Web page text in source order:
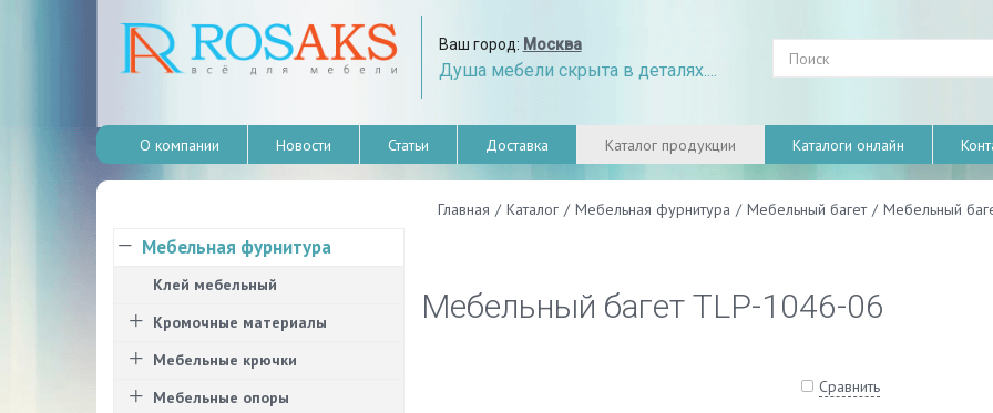
Ваш город: Москва
Душа мебели скрыта в деталях....
О компании Новости Статьи Доставка Каталог продукции Каталоги онлайн
Главная / Каталог / Мебельная фурнитура / Мебельный багет / Мебельный
Мебельный багет TLP-1046-06
Сравнить
Мебельная фурнитура
Клей мебельный
Кромочные материалы
Мебельные крючки
Мебельные опоры